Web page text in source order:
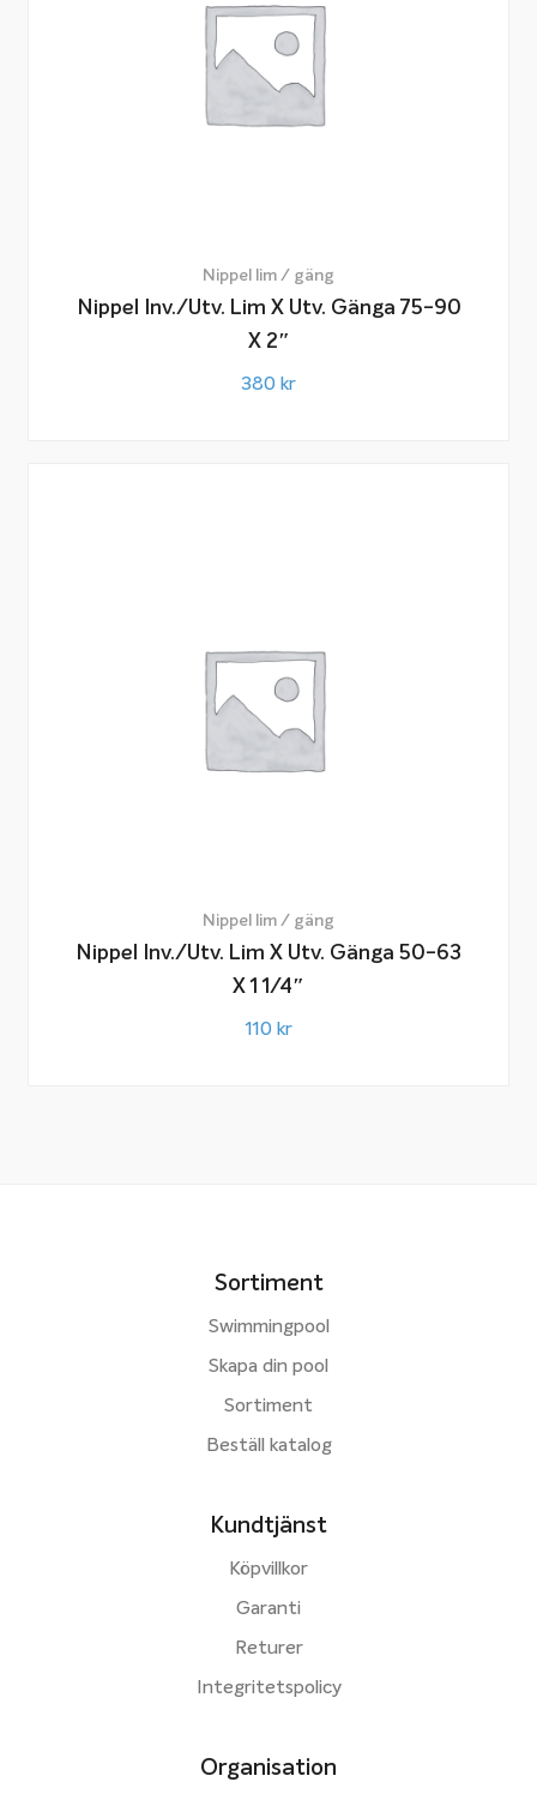
Nippel lim / gäng
Nippel Inv./utv. Lim X Utv. Gänga 75-90
X 2″
380 kr
Nippel lim / gäng
Nippel Inv./utv. Lim X Utv. Gänga 50-63
X 1 1/4″
110 kr
Sortiment
Swimmingpool
Skapa din pool
Sortiment
Beställ katalog
Kundtjänst
Köpvillkor
Garanti
Returer
Integritetspolicy
Organisation